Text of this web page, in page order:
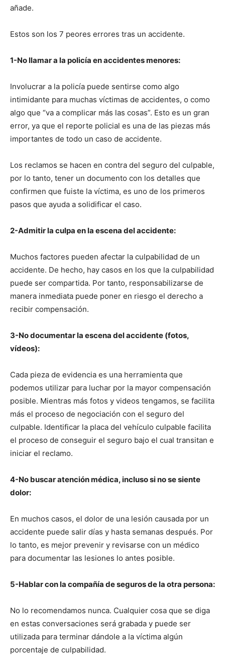
añade.
Estos son los 7 peores errores tras un accidente.
1-No llamar a la policía en accidentes menores:
Involucrar a la policía puede sentirse como algo
intimidante para muchas víctimas de accidentes, o como
algo que “va a complicar más las cosas”. Esto es un gran
error, ya que el reporte policial es una de las piezas más
importantes de todo un caso de accidente.
Los reclamos se hacen en contra del seguro del culpable,
por lo tanto, tener un documento con los detalles que
confirmen que fuiste la víctima, es uno de los primeros
pasos que ayuda a solidificar el caso.
2-Admitir la culpa en la escena del accidente:
Muchos factores pueden afectar la culpabilidad de un
accidente. De hecho, hay casos en los que la culpabilidad
puede ser compartida. Por tanto, responsabilizarse de
manera inmediata puede poner en riesgo el derecho a
recibir compensación.
3-No documentar la escena del accidente (fotos,
vídeos):
Cada pieza de evidencia es una herramienta que
podemos utilizar para luchar por la mayor compensación
posible. Mientras más fotos y videos tengamos, se facilita
más el proceso de negociación con el seguro del
culpable. Identificar la placa del vehículo culpable facilita
el proceso de conseguir el seguro bajo el cual transitan e
iniciar el reclamo.
4-No buscar atención médica, incluso si no se siente
dolor:
En muchos casos, el dolor de una lesión causada por un
accidente puede salir días y hasta semanas después. Por
lo tanto, es mejor prevenir y revisarse con un médico
para documentar las lesiones lo antes posible.
5-Hablar con la compañía de seguros de la otra persona:
No lo recomendamos nunca. Cualquier cosa que se diga
en estas conversaciones será grabada y puede ser
utilizada para terminar dándole a la víctima algún
porcentaje de culpabilidad.